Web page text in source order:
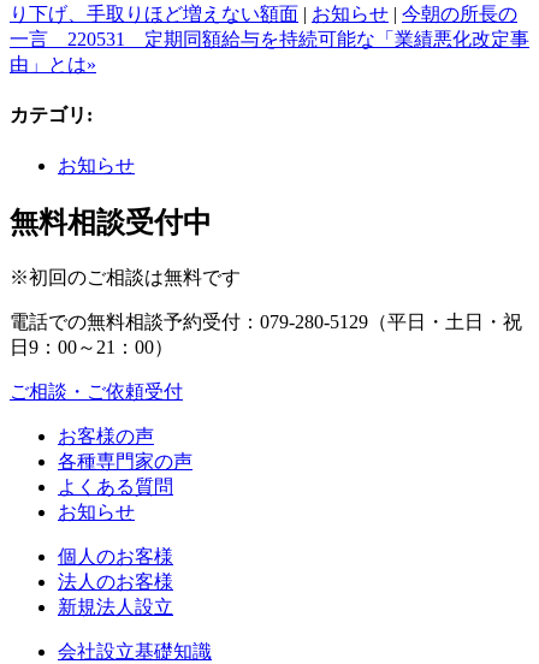
り下げ、手取りほど増えない額面 | お知らせ | 今朝の所長の
一言 220531 定期同額給与を持続可能な「業績悪化改定事
由」とは»
カテゴリ :
お知らせ
無料相談受付中
※初回のご相談は無料です
電話での無料相談予約受付： 079-280-5129 （平日・土日・祝
日9：00～21：00）
ご相談・ご依頼受付
お客様の声
各種専門家の声
よくある質問
お知らせ
個人のお客様
法人のお客様
新規法人設立
会社設立基礎知識